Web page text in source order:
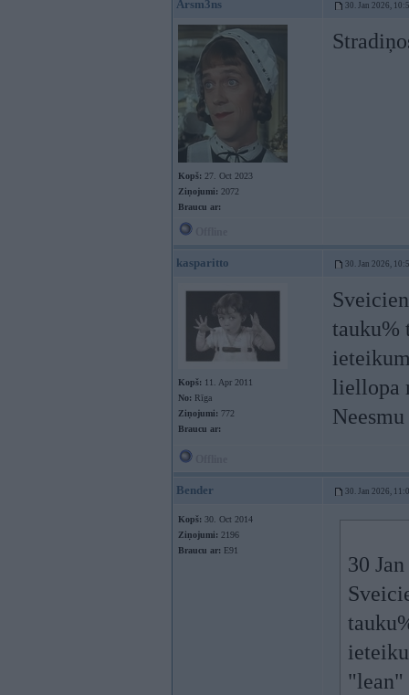
Arsm3ns 30. Jan 2026,
Kopš: 27. Oct 2023
Ziņojumi: 2072
Braucu ar:
kasparitto 30. Jan 2026,
Kopš: 11. Apr 2011
No: Rīga
Ziņojumi: 772
Braucu ar:
tauku%
liellopa
Bender 30. Jan 2026,
Kopš: 30. Oct 2014
Ziņojumi: 2196
Braucu ar: E91
30
"lean"